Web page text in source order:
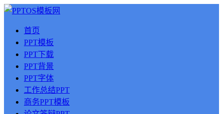
首页
PPT模板
PPT下载
PPT背景
PPT字体
工作总结PPT
商务PPT模板